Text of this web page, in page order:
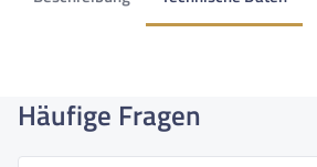
Häufige Fragen